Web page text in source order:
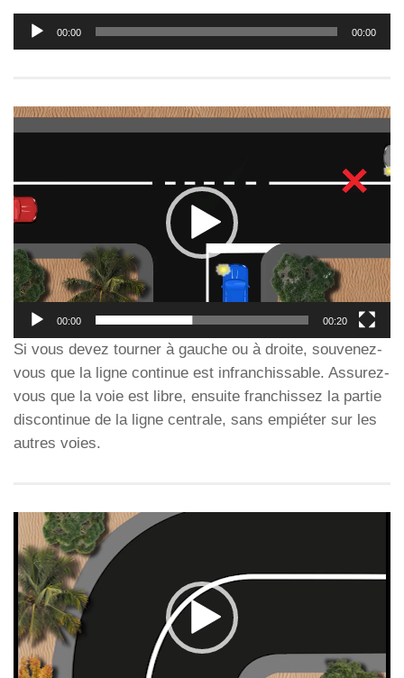
Lecteur
audio
00:00 00:00
Lecteur
00:00 00:20
Si vous devez tourner à gauche ou à droite, souvenez-
vous que la ligne continue est infranchissable. Assurez-
vous que la voie est libre, ensuite franchissez la partie
discontinue de la ligne centrale, sans empiéter sur les
autres voies.
Lecteur
vidéo